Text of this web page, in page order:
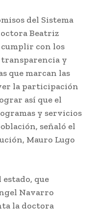
del Sistema
Beatriz
cumplir con los
transparencia y
que marcan las
la participación
así que el
y servicios
señaló el
Mauro Lugo
que
Navarro
la doctora